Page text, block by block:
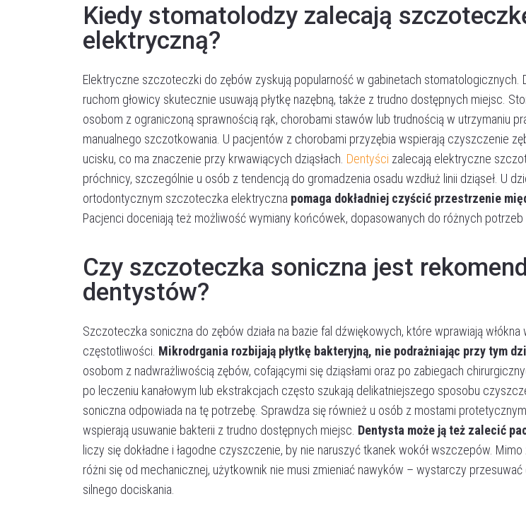
Kiedy stomatolodzy zalecają
elektryczną?
Elektryczne szczoteczki do zębów zyskują popularność w gabinetach stomatologicznych.
ruchom głowicy skutecznie usuwają płytkę nazębną, także z trudno dostępnych miejsc.
osobom z ograniczoną sprawnością rąk, chorobami stawów lub trudnością w utrzymaniu
manualnego szczotkowania. U pacjentów z chorobami przyzębia wspierają czyszczenie
ucisku, co ma znaczenie przy krwawiących dziąsłach. Dentyści zalecają elektryczne
próchnicy, szczególnie u osób z tendencją do gromadzenia osadu wzdłuż linii dziąseł. U
ortodontycznym szczoteczka elektryczna pomaga dokładniej czyścić przestrzenie
Pacjenci doceniają też możliwość wymiany końcówek, dopasowanych do różnych potrzeb
Czy szczoteczka soniczna jest
dentystów?
Szczoteczka soniczna do zębów działa na bazie fal dźwiękowych, które wprawiają
częstotliwości. Mikrodrgania rozbijają płytkę bakteryjną, nie podrażniając przy tym
osobom z nadwrażliwością zębów, cofającymi się dziąsłami oraz po zabiegach
po leczeniu kanałowym lub ekstrakcjach często szukają delikatniejszego sposobu
soniczna odpowiada na tę potrzebę. Sprawdza się również u osób z mostami
wspierają usuwanie bakterii z trudno dostępnych miejsc. Dentysta może ją też zalecić
liczy się dokładne i łagodne czyszczenie, by nie naruszyć tkanek wokół wszczepów.
różni się od mechanicznej, użytkownik nie musi zmieniać nawyków – wystarczy przesuwać
silnego dociskania.